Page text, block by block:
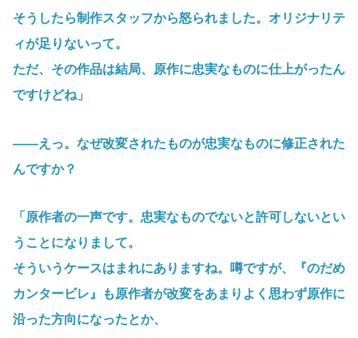
そうしたら制作スタッフから怒られました。オリジナリテ
ィが足りないって。
ただ、その作品は結局、原作に忠実なものに仕上がったん
ですけどね」
――えっ。なぜ改変されたものが忠実なものに修正された
んですか？
「原作者の一声です。忠実なものでないと許可しないとい
うことになりまして。
そういうケースはまれにありますね。噂ですが、『のだめ
カンタービレ』も原作者が改変をあまりよく思わず原作に
沿った方向になったとか、